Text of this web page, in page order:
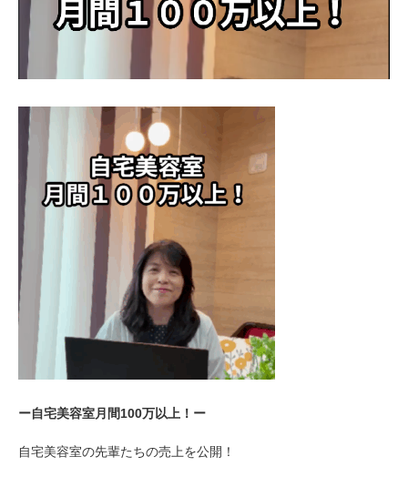
ー自宅美容室月間100万以上！ー
自宅美容室の先輩たちの売上を公開！